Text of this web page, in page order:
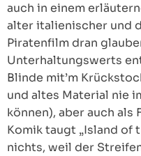
auch in einem
alter italienischer und
Piratenfilm dran
Unterhaltungswerts
Blinde mit’m
und altes Material nie
können), aber auch
Komik taugt „Island of
nichts, weil der